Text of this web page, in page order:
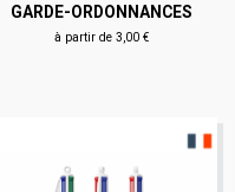
GARDE-ORDONNANCES
à partir de 3,00 €